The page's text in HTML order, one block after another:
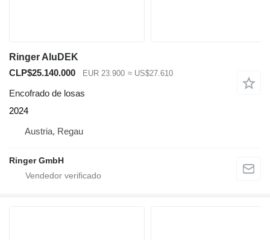
Ringer AluDEK
CLP$25.140.000
EUR 23.900 ≈ US$27.610
Encofrado de losas
2024
Austria, Regau
Ringer GmbH